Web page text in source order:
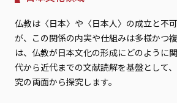
仏教は〈日本〉や〈日本人〉の成立と不
が、この関係の内実や仕組みは多様かつ
は、仏教が日本文化の形成にどのように
代から近代までの文献読解を基盤として
究の両面から探究します。